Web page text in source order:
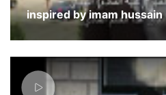
inspired by imam